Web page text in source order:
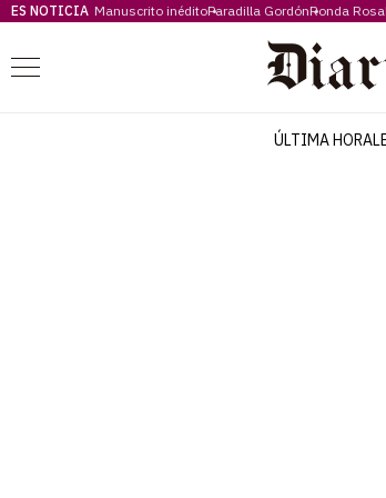
ES NOTICIA Manuscrito inéditoParadilla GordónRonda
Menú
ÚLTIMA HORA